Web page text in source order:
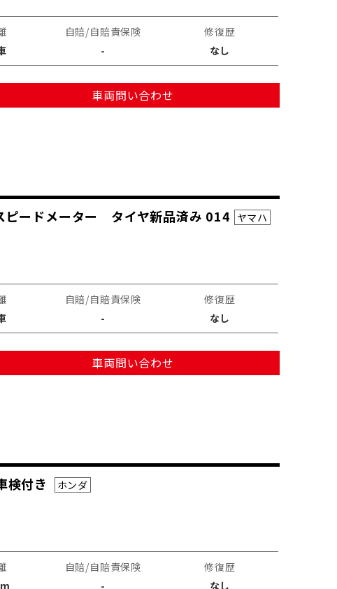
自賠/自賠責保険
-
修復歴
なし
車両問い合わせ
ードメーター タイヤ新品済み 014 ヤマハ
自賠/自賠責保険
-
修復歴
なし
車両問い合わせ
付き ホンダ
自賠/自賠責保険
-
修復歴
なし